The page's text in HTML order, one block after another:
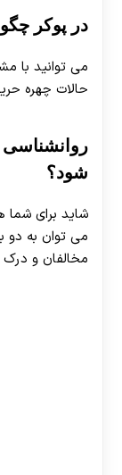
در پوکر
می‌ توانید با
حالات چهره
شود؟
شاید برای شما
می توان به
مخالفان و